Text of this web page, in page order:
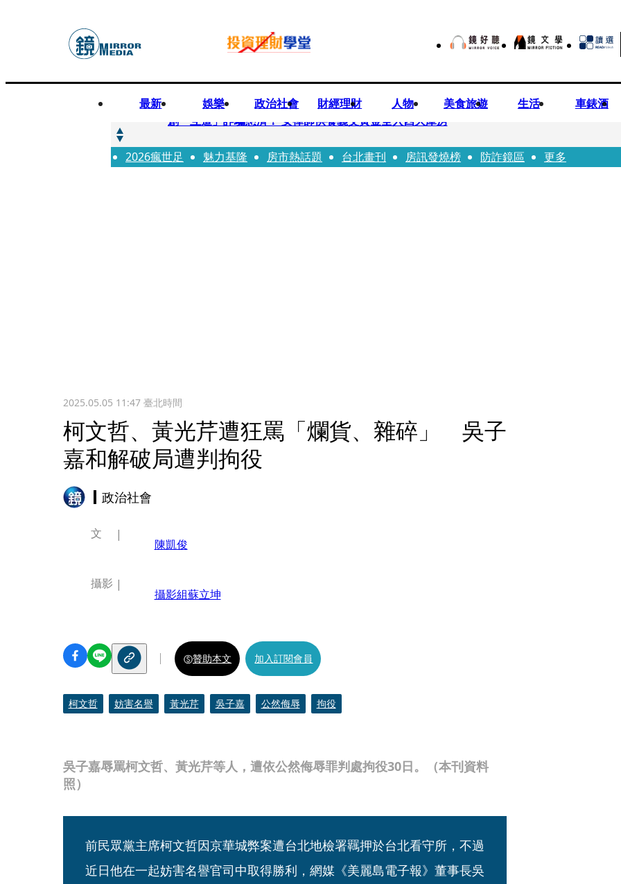
最新 娛樂 政治社會 財經理財 人物 美食旅遊 生活 車錶酒
快訊
創「互道」詐騙慈濟！ 女律師供養義父黃金全入四大庫房
快訊
前時力黨魁表態「反對刪公視預算」 盼在野三思：改凍結處理受質疑項目
2026瘋世足 魅力基隆 房市熱話題 台北畫刊 房訊發燒榜 防詐鏡區 更多
2025.05.05 11:47臺北時間
柯文哲、黃光芹遭狂罵「爛貨、雜碎」 吳子
嘉和解破局遭判拘役
政治社會
吳子嘉辱罵柯文哲、黃光芹等人，遭依公然侮辱罪判處拘役30日。（本刊資料
照）
文
陳凱俊
攝影
攝影組蘇立坤
贊助本文 加入訂閱會員
柯文哲 妨害名譽 黃光芹 吳子嘉 公然侮辱 拘役
前民眾黨主席柯文哲因京華城弊案遭台北地檢署羈押於台北看守所，不過
近日他在一起妨害名譽官司中取得勝利，網媒《美麗島電子報》董事長吳